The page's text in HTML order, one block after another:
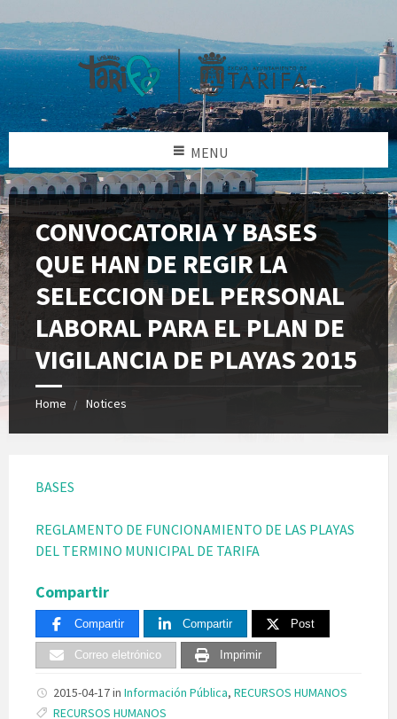
MENU
CONVOCATORIA Y BASES
QUE HAN DE REGIR LA
SELECCION DEL PERSONAL
LABORAL PARA EL PLAN DE
VIGILANCIA DE PLAYAS 2015
Home Notices
BASES
REGLAMENTO DE FUNCIONAMIENTO DE LAS PLAYAS
DEL TERMINO MUNICIPAL DE TARIFA
Compartir
Compartir Compartir Post
Correo eletrónico Imprimir
2015-04-17in Información Pública, RECURSOS HUMANOS
Tags:
RECURSOS HUMANOS